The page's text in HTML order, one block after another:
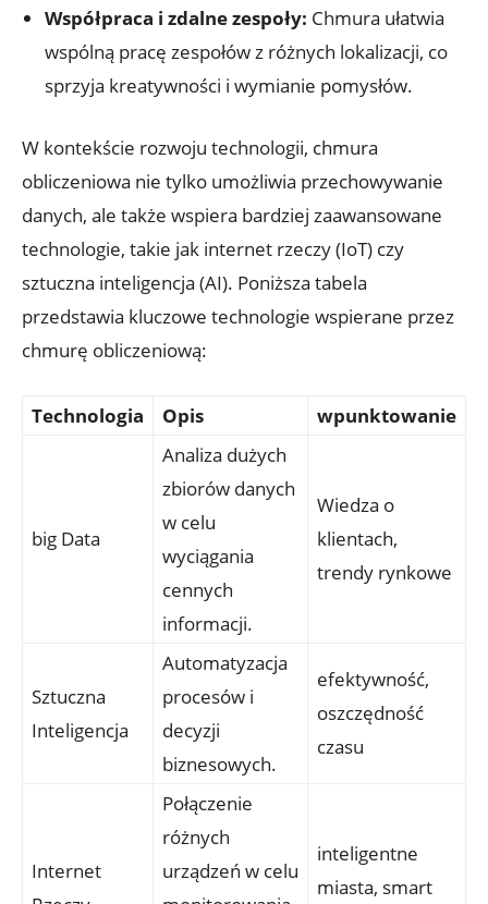
Współpraca i zdalne zespoły: Chmura ułatwia
wspólną pracę zespołów z różnych lokalizacji, co
sprzyja kreatywności i wymianie pomysłów.
W kontekście rozwoju technologii, chmura
obliczeniowa nie tylko umożliwia przechowywanie
danych, ale także wspiera bardziej zaawansowane
technologie, takie jak internet rzeczy (IoT) czy
sztuczna inteligencja (AI). Poniższa tabela
przedstawia kluczowe technologie wspierane przez
chmurę obliczeniową:
Technologia Opis wpunktowanie
big Data
Analiza dużych
zbiorów danych
w celu
wyciągania
cennych
informacji.
Wiedza o
klientach,
trendy rynkowe
Sztuczna
Inteligencja
Automatyzacja
procesów i
decyzji
biznesowych.
efektywność,
oszczędność
czasu
Internet
Połączenie
różnych
urządzeń w celu
inteligentne
miasta, smart